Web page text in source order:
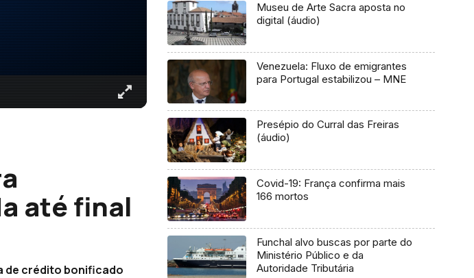
até final
de crédito bonificado
Museu de Arte Sacra aposta no
digital (áudio)
Venezuela: Fluxo de emigrantes
para Portugal estabilizou – MNE
Presépio do Curral das Freiras
(áudio)
Covid-19: França confirma mais
166 mortos
Funchal alvo buscas por parte do
Ministério Público e da
Autoridade Tributária